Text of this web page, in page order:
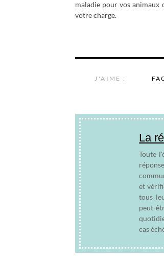
maladie pour vos animaux
votre charge.
J'AIME :
La
Toute
et
tous
peut-
cas